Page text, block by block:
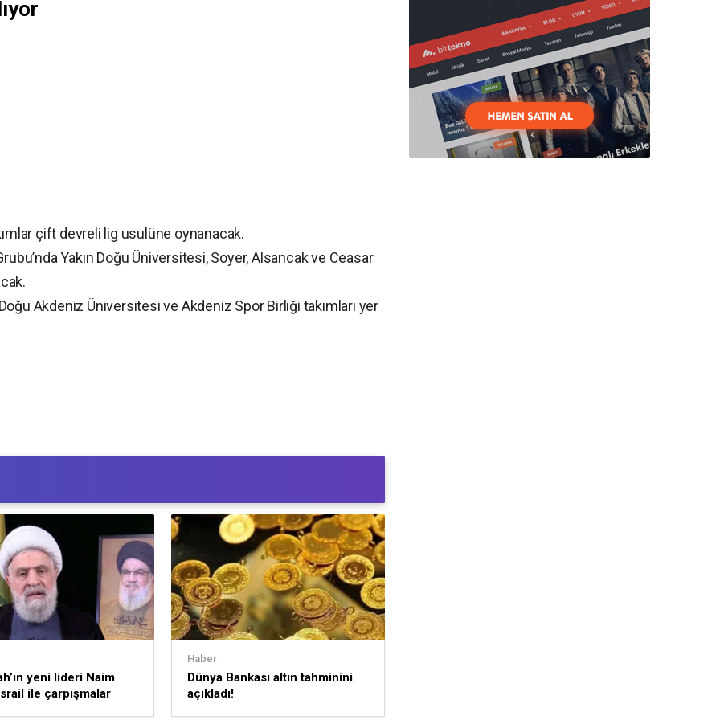
çift devreli lig usulüne oynanacak.
Yakın Doğu Üniversitesi, Soyer, Alsancak ve Ceasar
Akdeniz Üniversitesi ve Akdeniz Spor Birliği takımları yer
yeni lideri Naim
ile çarpışmalar
Haber
Dünya Bankası altın tahminini
açıkladı!